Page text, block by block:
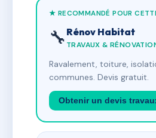
★ RECOMMANDÉ POUR
🔧 Rénov Habitat
TRAVAUX &
Ravalement, toiture,
communes. Devis gratuit.
Obtenir un devis